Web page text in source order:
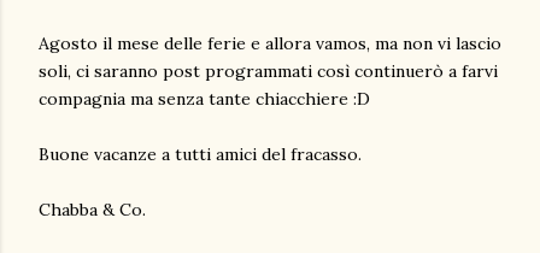
Agosto il mese delle ferie e allora vamos, ma non vi lascio
soli, ci saranno post programmati così continuerò a farvi
compagnia ma senza tante chiacchiere :D
Buone vacanze a tutti amici del fracasso.
Chabba & Co.